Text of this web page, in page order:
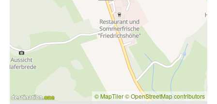
Steinhagen & Wacholder
Am Petersberg können Sie die letztenWacholderheiden
bestaunen, die im Spätsommer prächtig blühen. Dass der
Wacholder wichtig für die Region ist, zeigt die
Hörstation
„Steinhagen & Wacholder“
: Besonders Ältere kennen sicher
noch den Wacholderschnaps „Steinhäger“, der in seiner
markanten braunen Tonflasche unverwechselbar ist.
Traumhafter Fernblick in zwei Richtungen
Nach weiteren Höhenmetern werden Sie amBußberg
© MapTiler© OpenStreetMap contributors